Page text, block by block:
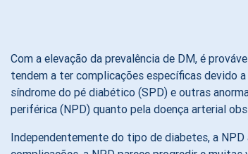
Com a elevação da prevalência de DM, é
tendem a ter complicações específicas devido
síndrome do pé diabético (SPD) e outras
periférica (NPD) quanto pela doença arterial
Independentemente do tipo de diabetes, a